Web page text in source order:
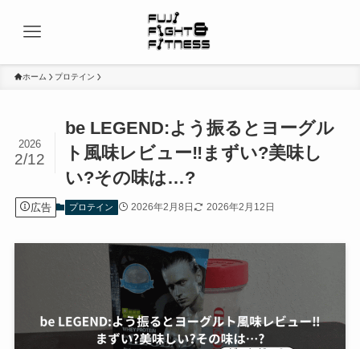
ホーム プロテイン
be LEGEND:よう振るとヨーグル
ト風味レビュー‼まずい?美味し
い?その味は…?
2026
2/12
広告 プロテイン 2026年2月8日 2026年2月12日